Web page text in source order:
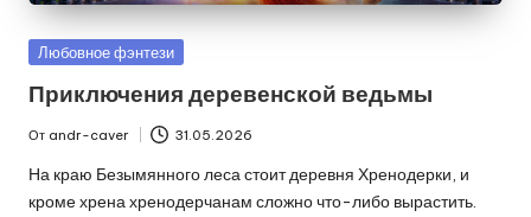
Опубликовано
Любовное фэнтези
Приключения деревенской ведьмы
Запись
от
От andr-caver 31.05.2026
На краю Безымянного леса стоит деревня Хренодерки, и
кроме хрена хренодерчанам сложно что-либо вырастить.